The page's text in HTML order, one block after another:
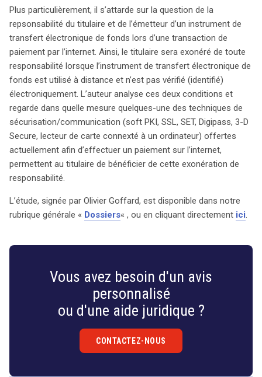
électronique. Cette exonération repose sur des
conditions précises que l’article analyse en détail. De
plus, l’article scrute les différentes techniques de
sécurisation disponibles, telles que le soft PKI, SSL, SET,
Digipass, 3-D Secure et les lecteurs de cartes
connectés, et leur impact sur la protection des titulaires.
Grâce à cette étude, les lecteurs pourront mieux
comprendre leurs droits et responsabilités dans le cadre
des paiements électroniques, ainsi que les mesures de
sécurité à adopter pour naviguer en toute confiance
dans le monde du commerce en ligne. Le dossier
complet est accessible dans la rubrique « Dossiers »
du site.
Plus particulièrement, il s’attarde sur la question de la
repsonsabilité du titulaire et de l’émetteur d’un instrument de
transfert électronique de fonds lors d’une transaction de
paiement par l’internet. Ainsi, le titulaire sera exonéré de toute
responsabilité lorsque l’instrument de transfert électronique de
fonds est utilisé à distance et n’est pas vérifié (identifié)
électroniquement. L’auteur analyse ces deux conditions et
regarde dans quelle mesure quelques-une des techniques de
sécurisation/communication (soft PKI, SSL, SET, Digipass, 3-D
Secure, lecteur de carte connexté à un ordinateur) offertes
actuellement afin d’effectuer un paiement sur l’internet,
permettent au titulaire de bénéficier de cette exonération de
responsabilité.
L’étude, signée par Olivier Goffard, est disponible dans notre
rubrique générale « Dossiers« , ou en cliquant directement ici.
Vous avez besoin d'un avis
personnalisé
ou d'une aide juridique ?
CONTACTEZ-NOUS